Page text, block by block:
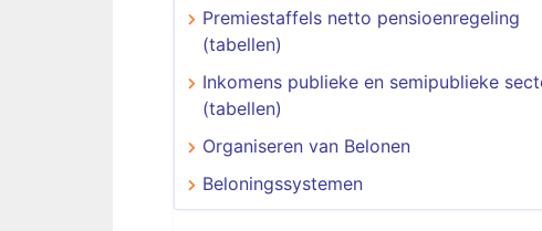
Premiestaffels netto pensioenregeling
(tabellen)
Inkomens publieke en semipublieke
(tabellen)
Organiseren van Belonen
Beloningssystemen